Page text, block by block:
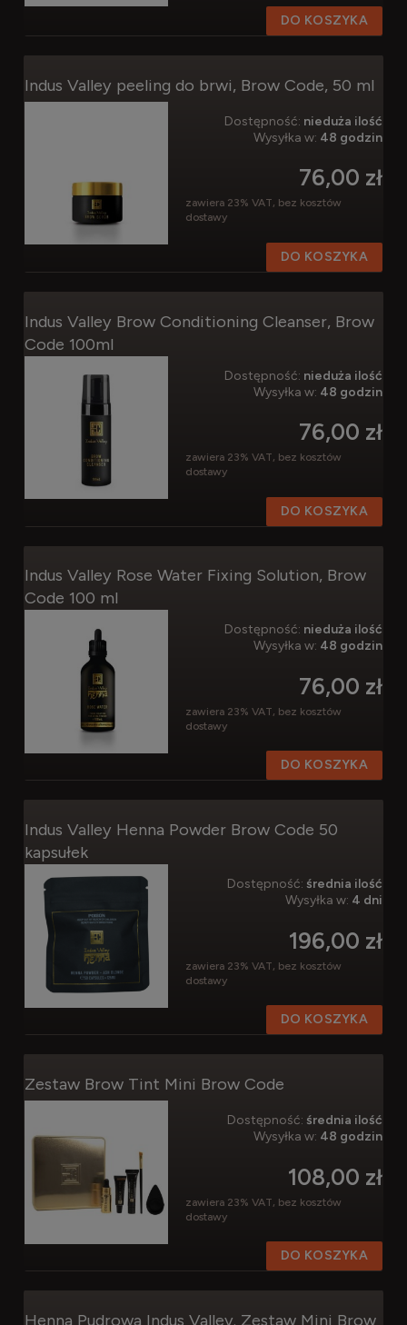
DO KOSZYKA
Indus Valley peeling do brwi, Brow Code, 50 ml
Dostępność: nieduża ilość
Wysyłka w: 48 godzin
76,00 zł
zawiera 23% VAT, bez kosztów
dostawy
DO KOSZYKA
Indus Valley Brow Conditioning Cleanser, Brow
Code 100ml
Dostępność: nieduża ilość
Wysyłka w: 48 godzin
76,00 zł
zawiera 23% VAT, bez kosztów
dostawy
DO KOSZYKA
Indus Valley Rose Water Fixing Solution, Brow
Code 100 ml
Dostępność: nieduża ilość
Wysyłka w: 48 godzin
76,00 zł
zawiera 23% VAT, bez kosztów
dostawy
DO KOSZYKA
Indus Valley Henna Powder Brow Code 50
kapsułek
Dostępność: średnia ilość
Wysyłka w: 4 dni
196,00 zł
zawiera 23% VAT, bez kosztów
dostawy
DO KOSZYKA
Zestaw Brow Tint Mini Brow Code
Dostępność: średnia ilość
Wysyłka w: 48 godzin
108,00 zł
zawiera 23% VAT, bez kosztów
dostawy
DO KOSZYKA
Henna Pudrowa Indus Valley. Zestaw Mini Brow